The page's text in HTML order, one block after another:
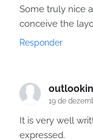
Some truly nice
conceive the
Responder
19 de
It is very well
expressed.